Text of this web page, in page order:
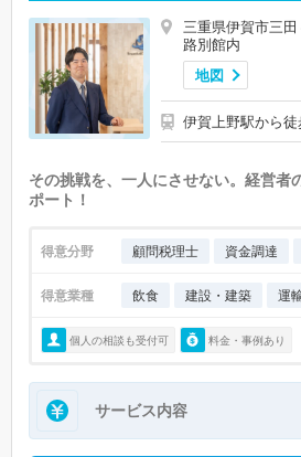
三重県伊賀市三
路別館内
地図
伊賀上野駅から徒
その挑戦を、一人にさせない。経営者
ポート！
得意分野 顧問税理士 資金調達
得意業種 飲食 建設・建築 運
個人の相談も受付可 料金・事例あり
サービス内容